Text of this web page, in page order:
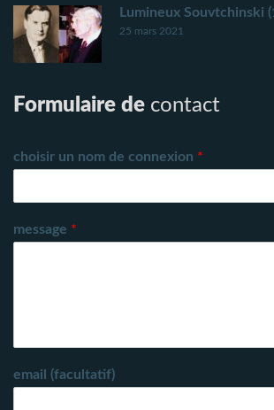
Lumineux Souvtchinski
25 mars 2021
Formulaire de contact
choisir un nom de connexion *
message *
email (facultatif)